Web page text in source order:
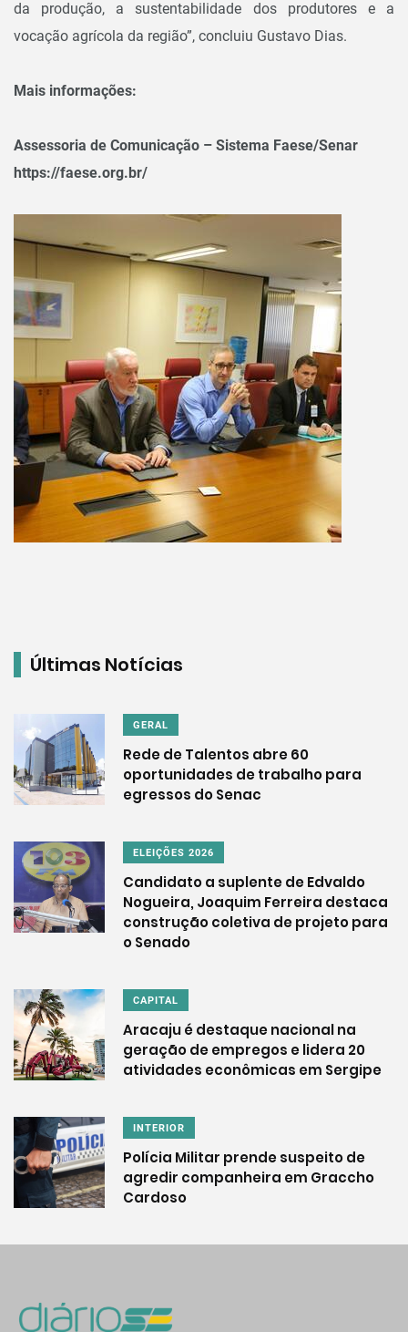
da produção, a sustentabilidade dos produtores e a
vocação agrícola da região”, concluiu Gustavo Dias.
Mais informações:
Assessoria de Comunicação – Sistema Faese/Senar
https://faese.org.br/
Últimas Notícias
GERAL
Rede de Talentos abre 60
oportunidades de trabalho para
egressos do Senac
ELEIÇÕES 2026
Candidato a suplente de Edvaldo
Nogueira, Joaquim Ferreira destaca
construção coletiva de projeto para
o Senado
CAPITAL
Aracaju é destaque nacional na
geração de empregos e lidera 20
atividades econômicas em Sergipe
INTERIOR
Polícia Militar prende suspeito de
agredir companheira em Graccho
Cardoso